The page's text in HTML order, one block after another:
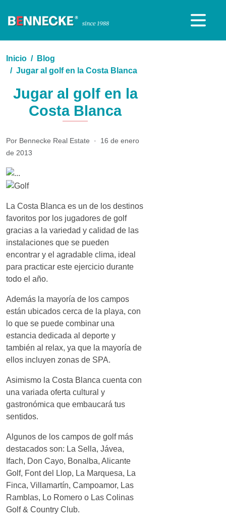
Inicio
Blog
Jugar al golf en la Costa Blanca
Jugar al golf en la
Costa Blanca
Por Bennecke Real Estate · 16 de enero
de 2013
La Costa Blanca es un de los destinos
favoritos por los jugadores de golf
gracias a la variedad y calidad de las
instalaciones que se pueden
encontrar y el agradable clima, ideal
para practicar este ejercicio durante
todo el año.
Además la mayoría de los campos
están ubicados cerca de la playa, con
lo que se puede combinar una
estancia dedicada al deporte y
también al relax, ya que la mayoría de
ellos incluyen zonas de SPA.
Asimismo la Costa Blanca cuenta con
una variada oferta cultural y
gastronómica que embaucará tus
sentidos.
Algunos de los campos de golf más
destacados son: La Sella, Jávea,
Ifach, Don Cayo, Bonalba, Alicante
Golf, Font del Llop, La Marquesa, La
Finca, Villamartín, Campoamor, Las
Ramblas, Lo Romero o Las Colinas
Golf & Country Club.